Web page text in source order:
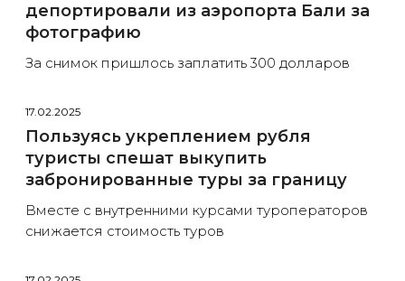
депортировали из аэропорта Бали за
фотографию
За снимок пришлось заплатить 300 долларов
17.02.2025
Пользуясь укреплением рубля
туристы спешат выкупить
забронированные туры за границу
Вместе с внутренними курсами туроператоров
снижается стоимость туров